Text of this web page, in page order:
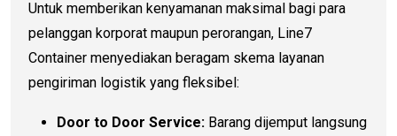
Untuk memberikan kenyamanan maksimal bagi para
pelanggan korporat maupun perorangan, Line7
Container menyediakan beragam skema layanan
pengiriman logistik yang fleksibel:
Door to Door Service: Barang dijemput langsung